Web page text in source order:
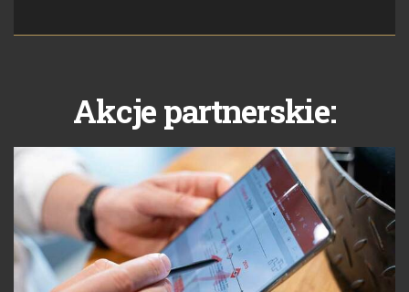
Akcje partnerskie: